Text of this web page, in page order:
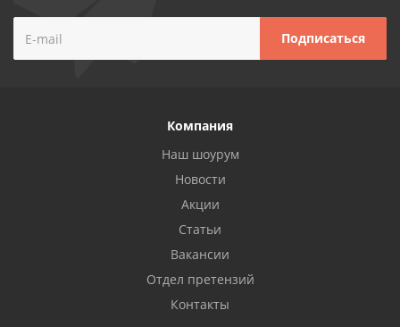
Компания
Наш шоурум
Новости
Акции
Статьи
Вакансии
Отдел претензий
Контакты